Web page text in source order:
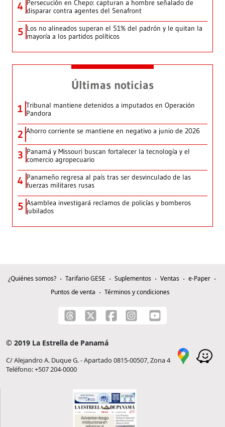
4 Persecución en Chepo: capturan a hombre señalado de
disparar contra agentes del Senafront
5 Los no alineados superan el 51% del padrón y le quitan la
mayoría a los partidos políticos
Últimas noticias
1 Tribunal mantiene detenidos a imputados en Operación
Pandora
2 Ahorro corriente se mantiene en negativo a junio de 2026
3 Panamá y Missouri buscan fortalecer la tecnología y el
comercio agropecuario
4 Panameño regresa al país tras ser desvinculado de las
fuerzas militares rusas
5 Asamblea investigará reclamos de policías y bomberos
jubilados
¿Quiénes somos? Tarifario GESE Suplementos Ventas
e-Paper
Puntos de venta
Términos y condiciones
© 2019 La Estrella de Panamá
C/ Alejandro A. Duque G. - Apartado 0815-00507, Zona 4
Teléfono: +507 204-0000